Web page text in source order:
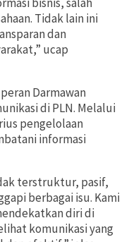
Tidak lain ini
dan
ucap
Darmawan
di PLN. Melalui
pengelolaan
informasi
terstruktur, pasif,
berbagai isu. Kami
diri di
komunikasi yang